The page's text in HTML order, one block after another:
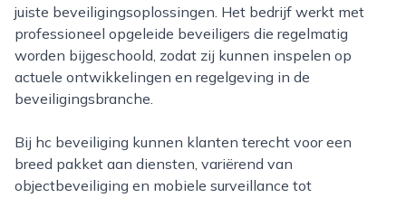
juiste beveiligingsoplossingen. Het bedrijf werkt met
professioneel opgeleide beveiligers die regelmatig
worden bijgeschoold, zodat zij kunnen inspelen op
actuele ontwikkelingen en regelgeving in de
beveiligingsbranche.
Bij hc beveiliging kunnen klanten terecht voor een
breed pakket aan diensten, variërend van
objectbeveiliging en mobiele surveillance tot